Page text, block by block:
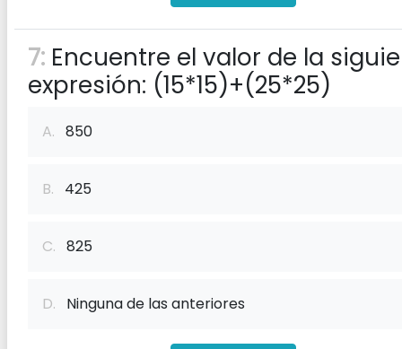
7: Encuentre el valor de la
expresión: (15*15)+(25*25)
A. 850
B. 425
C. 825
D. Ninguna de las anteriores